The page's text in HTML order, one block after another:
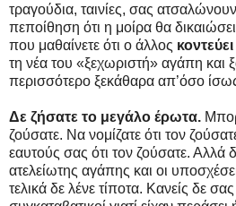
τραγούδια, ταινίες, σας
πεποίθηση ότι η μοίρα θα
που μαθαίνετε ότι ο άλλος
τη νέα του «ξεχωριστή» αγάπη και
περισσότερο ξεκάθαρα απ’όσο ίσως
Δε ζήσατε το μεγάλο έρωτα.
ζούσατε. Να νομίζατε ότι τον
εαυτούς σας ότι τον ζούσατε. Αλλά
ατελείωτης αγάπης και οι
τελικά δε λένε τίποτα. Κανείς δε